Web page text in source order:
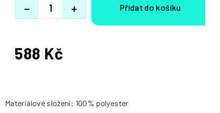
+
−
588 Kč
Měrná
Materiálové složení: 100% polyester